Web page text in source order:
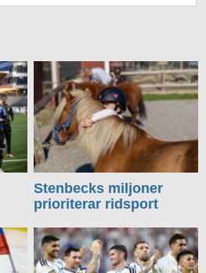
Stenbecks miljoner
prioriterar ridsport